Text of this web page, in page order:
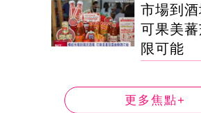
市場到酒
可果美
限可能
更多焦點+